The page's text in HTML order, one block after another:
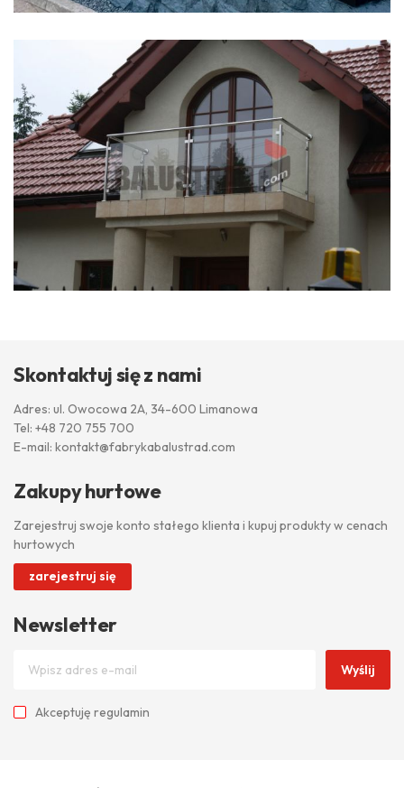
Skontaktuj się z nami
Adres: ul. Owocowa 2A, 34-600 Limanowa
Tel: +48 720 755 700
E-mail: kontakt@fabrykabalustrad.com
Zakupy hurtowe
Zarejestruj swoje konto stałego klienta i kupuj produkty w cenach
hurtowych
zarejestruj się
Newsletter
Wyślij
Akceptuję regulamin